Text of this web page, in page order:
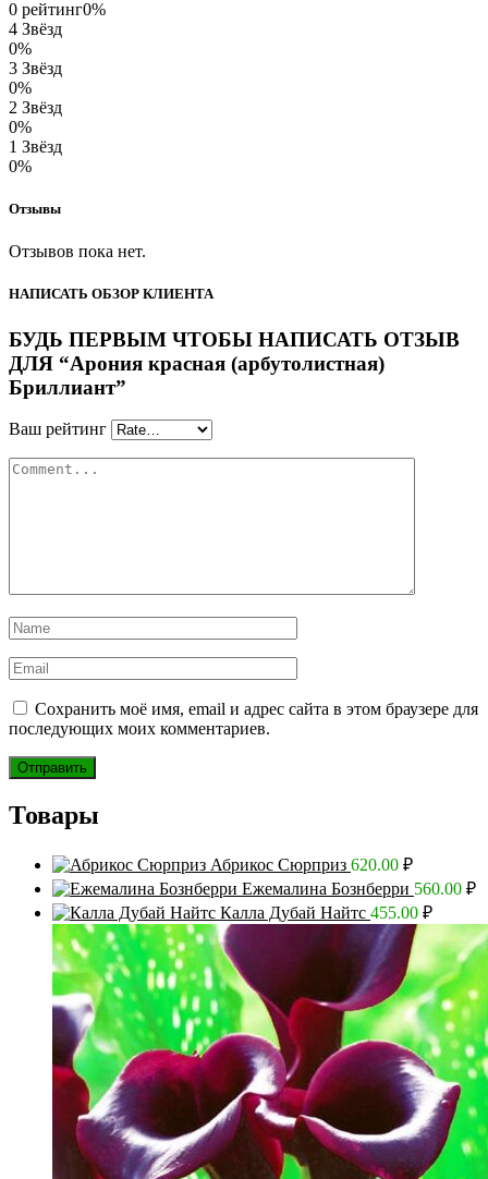
0 рейтинг0%
4 Звёзд
0%
3 Звёзд
0%
2 Звёзд
0%
1 Звёзд
0%
Отзывы
Отзывов пока нет.
НАПИСАТЬ ОБЗОР КЛИЕНТА
БУДЬ ПЕРВЫМ ЧТОБЫ НАПИСАТЬ ОТЗЫВ
ДЛЯ “Арония красная (арбутолистная)
Бриллиант”
Ваш рейтинг
Сохранить моё имя, email и адрес сайта в этом браузере для
последующих моих комментариев.
Товары
Абрикос Сюрприз 620.00 ₽
Ежемалина Бознберри 560.00 ₽
Калла Дубай Найтс 455.00 ₽